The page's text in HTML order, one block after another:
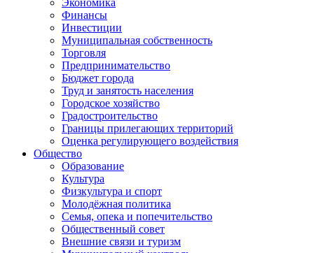
Экономика
Финансы
Инвестиции
Муниципальная собственность
Торговля
Предпринимательство
Бюджет города
Труд и занятость населения
Городское хозяйство
Градостроительство
Границы прилегающих территорий
Оценка регулирующего воздействия
Общество
Образование
Культура
Физкультура и спорт
Молодёжная политика
Семья, опека и попечительство
Общественный совет
Внешние связи и туризм